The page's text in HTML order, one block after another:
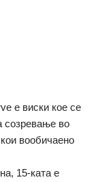
е виски кое се
созревање во
вообичаено
15-ката е